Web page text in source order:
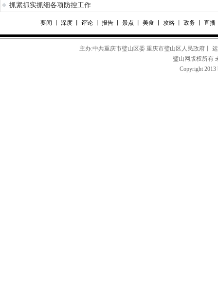
抓紧抓实抓细各项防控工作
要闻 深度 评论 报告 景点 美食 攻略 政务 直播
主办:中共重庆市璧山区委 重庆市璧山区人民政府丨
璧山网版权所有
Copyright